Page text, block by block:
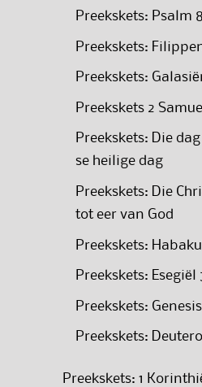
Preekskets: Psalm
Preekskets:
Preekskets:
Preekskets 2
Preekskets: Die
se heilige dag
Preekskets: Die
tot eer van God
Preekskets:
Preekskets: Esegiël
Preekskets:
Preekskets:
Preekskets: 1